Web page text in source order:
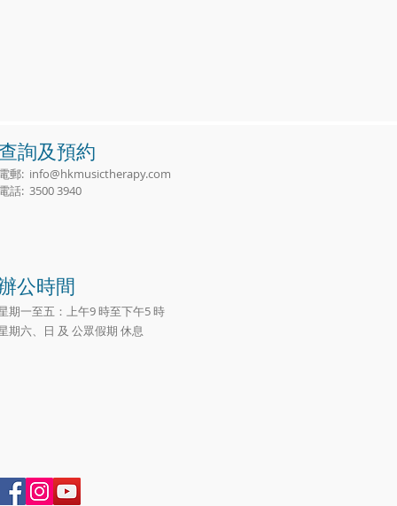
詢及預約
郵: info@hkmusictherapy.com
話: 3500 3940
公時間
期一至五：上午9 時至下午5 時
期六、日 及 公眾假期 休息​